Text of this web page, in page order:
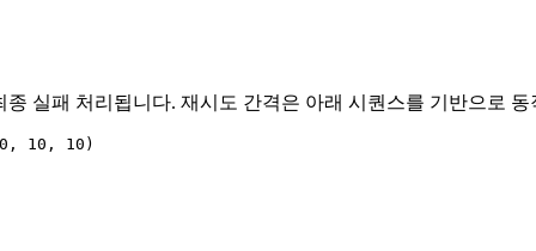
실패 처리됩니다. 재시도 간격은 아래 시퀀스를 기반으로 동
10, 10)